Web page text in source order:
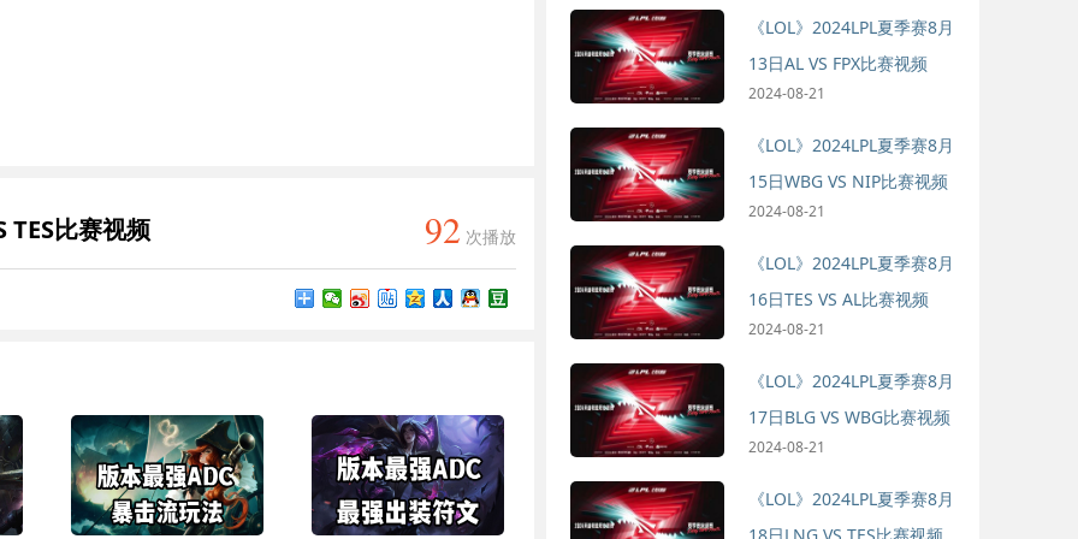
TES比赛视频 92 次播放
《LOL》2024LPL夏季赛8月
13日AL VS FPX比赛视频
2024-08-21
《LOL》2024LPL夏季赛8月
15日WBG VS NIP比赛视频
2024-08-21
《LOL》2024LPL夏季赛8月
16日TES VS AL比赛视频
2024-08-21
《LOL》2024LPL夏季赛8月
17日BLG VS WBG比赛视频
2024-08-21
《LOL》2024LPL夏季赛8月